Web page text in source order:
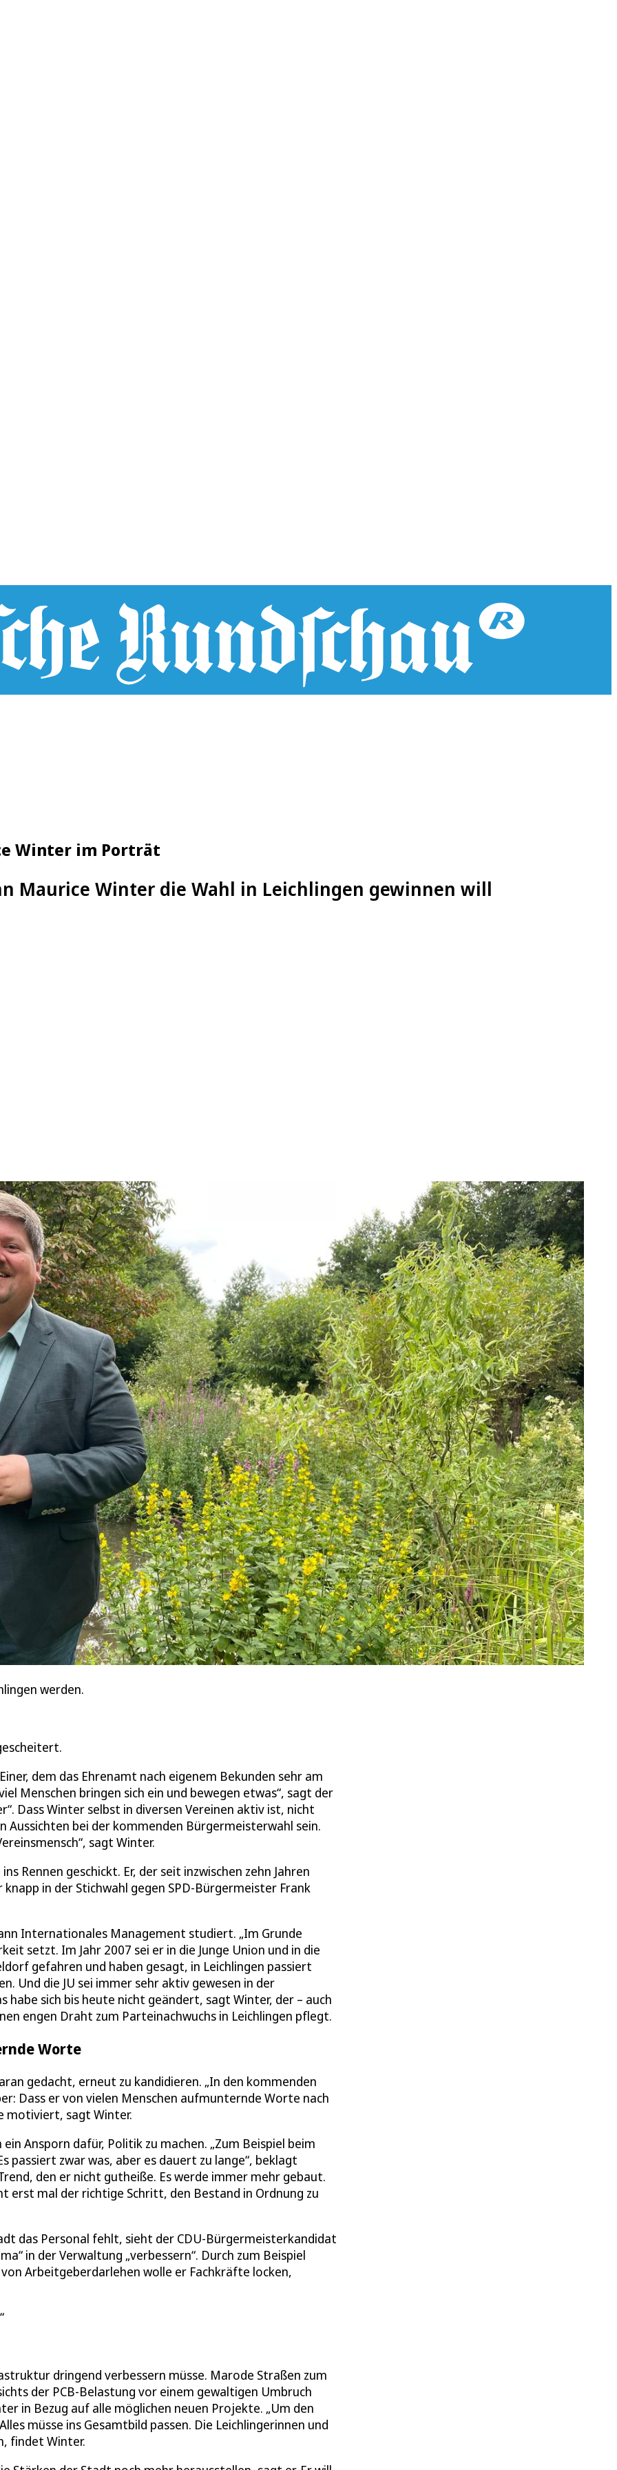
Winter im Porträt
Maurice Winter die Wahl in Leichlingen gewinnen will
werden.
dem das Ehrenamt nach eigenem Bekunden sehr am
Menschen bringen sich ein und bewegen etwas“, sagt der
Dass Winter selbst in diversen Vereinen aktiv ist, nicht
bei der kommenden Bürgermeisterwahl sein.
sagt Winter.
Rennen geschickt. Er, der seit inzwischen zehn Jahren
in der Stichwahl gegen SPD-Bürgermeister Frank
Internationales Management studiert. „Im Grunde
setzt. Im Jahr 2007 sei er in die Junge Union und in die
gefahren und haben gesagt, in Leichlingen passiert
Und die JU sei immer sehr aktiv gewesen in der
sich bis heute nicht geändert, sagt Winter, der – auch
engen Draht zum Parteinachwuchs in Leichlingen pflegt.
Worte
gedacht, erneut zu kandidieren. „In den kommenden
Dass er von vielen Menschen aufmunternde Worte nach
motiviert, sagt Winter.
Ansporn dafür, Politik zu machen. „Zum Beispiel beim
passiert zwar was, aber es dauert zu lange“, beklagt
den er nicht gutheiße. Es werde immer mehr gebaut.
erst mal der richtige Schritt, den Bestand in Ordnung zu
das Personal fehlt, sieht der CDU-Bürgermeisterkandidat
in der Verwaltung „verbessern“. Durch zum Beispiel
Arbeitgeberdarlehen wolle er Fachkräfte locken,
dringend verbessern müsse. Marode Straßen zum
der PCB-Belastung vor einem gewaltigen Umbruch
in Bezug auf alle möglichen neuen Projekte. „Um den
müsse ins Gesamtbild passen. Die Leichlingerinnen und
findet Winter.